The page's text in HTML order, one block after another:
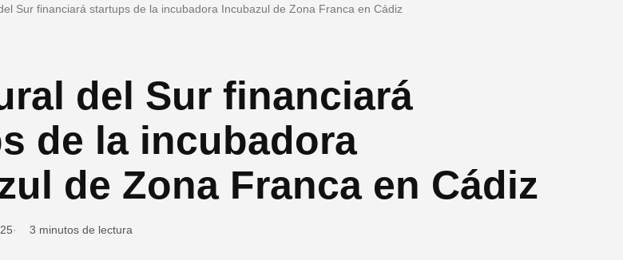
Sur financiará startups de la incubadora Incubazul de Zona Franca en Cádiz
del Sur financiará
de la incubadora
de Zona Franca en Cádiz
3 minutos de lectura